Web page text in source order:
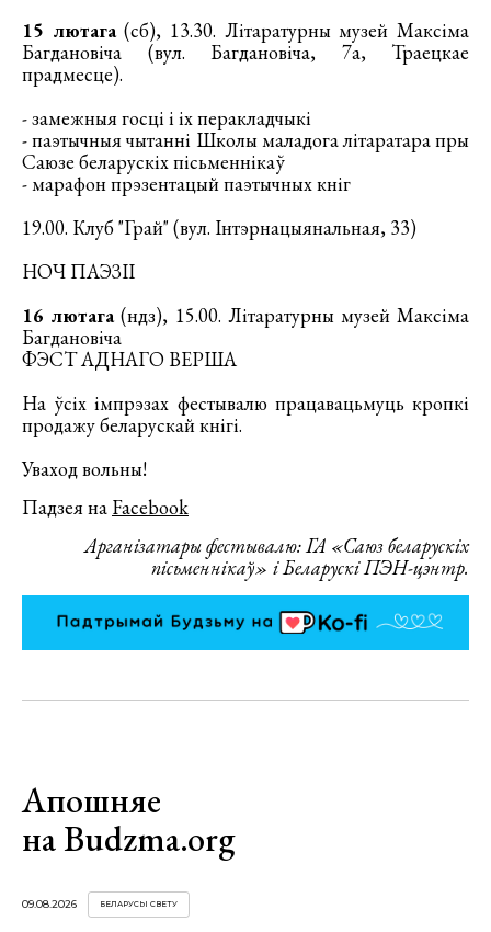
15 лютага(сб), 13.30. Літаратурны музей Максіма
Багдановіча (вул. Багдановіча, 7а, Траецкае
прадмесце).
- замежныя госці і іх перакладчыкі
- паэтычныя чытанні Школы маладога літаратара пры
Саюзе беларускіх пісьменнікаў
- марафон прэзентацый паэтычных кніг
19.00. Клуб "Грай" (вул. Інтэрнацыянальная, 33)
НОЧ ПАЭЗІІ
16 лютага(ндз), 15.00. Літаратурны музей Максіма
Багдановіча
ФЭСТ АДНАГО ВЕРША
На ўсіх імпрэзах фестывалю працавацьмуць кропкі
продажу беларускай кнігі.
Уваход вольны!
Падзея на Facebook
Арганізатары фестывалю: ГА «Саюз беларускіх
пісьменнікаў» і Беларускі ПЭН-цэнтр.
Апошняе
на Budzma.org
09.08.2026 БЕЛАРУСЫ СВЕТУ